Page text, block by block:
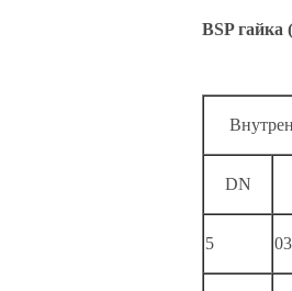
BSP
DN
5 03